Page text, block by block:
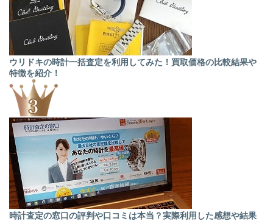
ウリドキの時計一括査定を利用してみた！買取価格の比較結果や
特徴を紹介！
時計査定の窓口の評判や口コミは本当？実際利用した感想や結果